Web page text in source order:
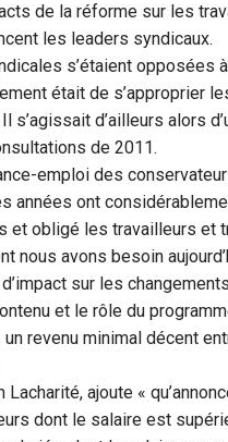
de la réforme sur les
les leaders syndicaux.
s’étaient opposées
était de s’approprier
s’agissait d’ailleurs alors
de 2011.
emploi des
années ont
et obligé les travailleurs et
nous avons besoin
sur les
et le rôle du
revenu minimal décent
ajoute «
dont le salaire est